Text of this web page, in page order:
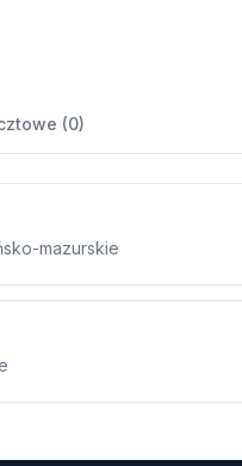
(0)
mazurskie